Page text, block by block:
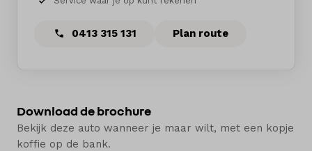
0413 315 131 Plan route
Download de brochure
Bekijk deze auto wanneer je maar wilt, met een kopje
koffie op de bank.